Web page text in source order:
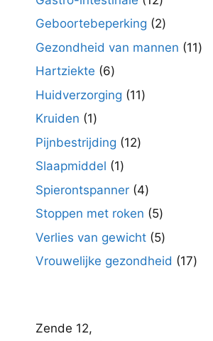
producten
Geboortebeperking 22
producten
Gezondheid van mannen 1111
Hartziekte 66
producten
Huidverzorging 1111
Kruiden 11
product
Pijnbestrijding 1212
Slaapmiddel 11
product
Spierontspanner 44
producten
Stoppen met roken 55
producten
Verlies van gewicht 55
producten
Vrouwelijke gezondheid 1717
Zende 12,